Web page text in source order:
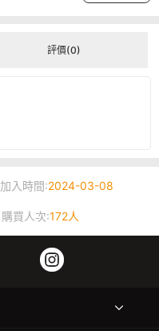
評價(0)
加入時間:2024-03-08
購買人次:172人